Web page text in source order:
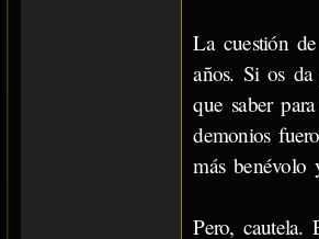
La cuestión
años. Si os
que saber
demonios
más benévolo
Pero, cautela.